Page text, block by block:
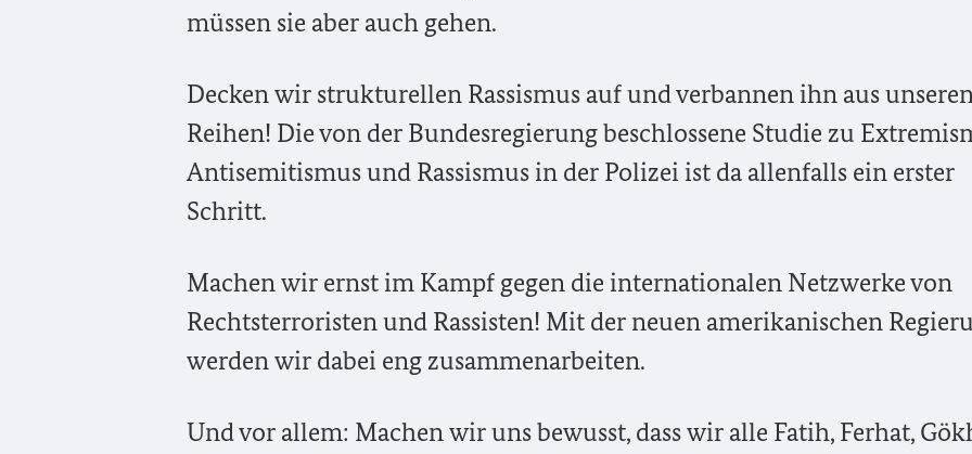
müssen sie aber auch gehen.
Decken wir strukturellen Rassismus auf und verbannen ihn aus
Reihen! Die von der Bundesregierung beschlossene Studie zu
Antisemitismus und Rassismus in der Polizei ist da allenfalls ein erster
Schritt.
Machen wir ernst im Kampf gegen die internationalen Netzwerke von
Rechtsterroristen und Rassisten! Mit der neuen amerikanischen
werden wir dabei eng zusammenarbeiten.
Und vor allem: Machen wir uns bewusst, dass wir alle Fatih, Ferhat,